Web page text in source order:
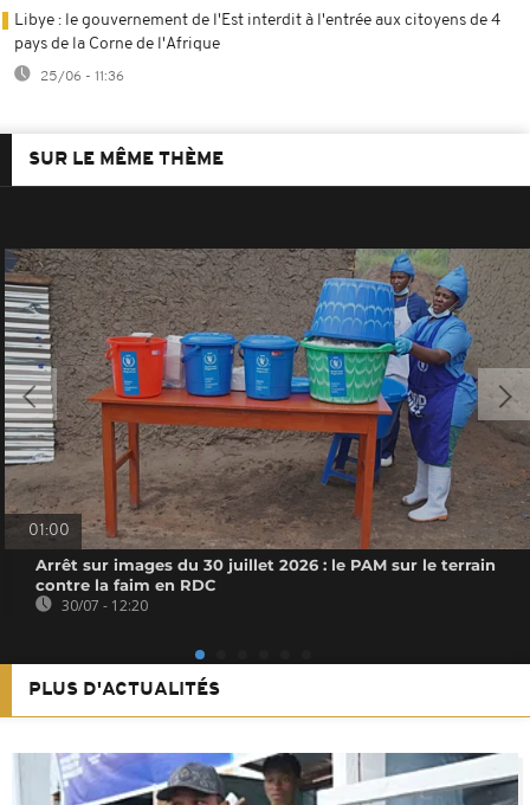
Libye : le gouvernement de l'Est interdit à l'entrée aux citoyens de 4
pays de la Corne de l'Afrique
25/06 - 11:36
SUR LE MÊME THÈME
01:00
Arrêt sur images du 30 juillet 2026 : le PAM sur le terrain
contre la faim en RDC
30/07 - 12:20
PLUS D'ACTUALITÉS